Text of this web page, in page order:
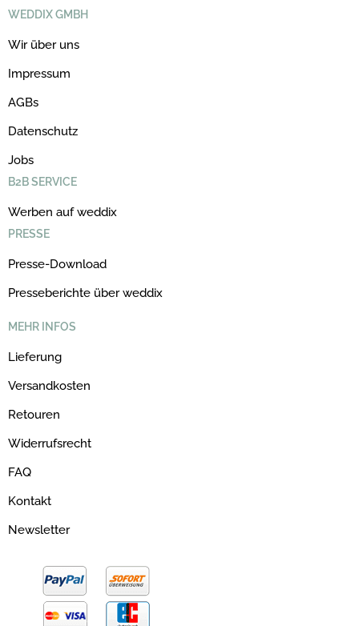
WEDDIX GMBH
Wir über uns
Impressum
AGBs
Datenschutz
Jobs
B2B SERVICE
Werben auf weddix
PRESSE
Presse-Download
Presseberichte über weddix
MEHR INFOS
Lieferung
Versandkosten
Retouren
Widerrufsrecht
FAQ
Kontakt
Newsletter